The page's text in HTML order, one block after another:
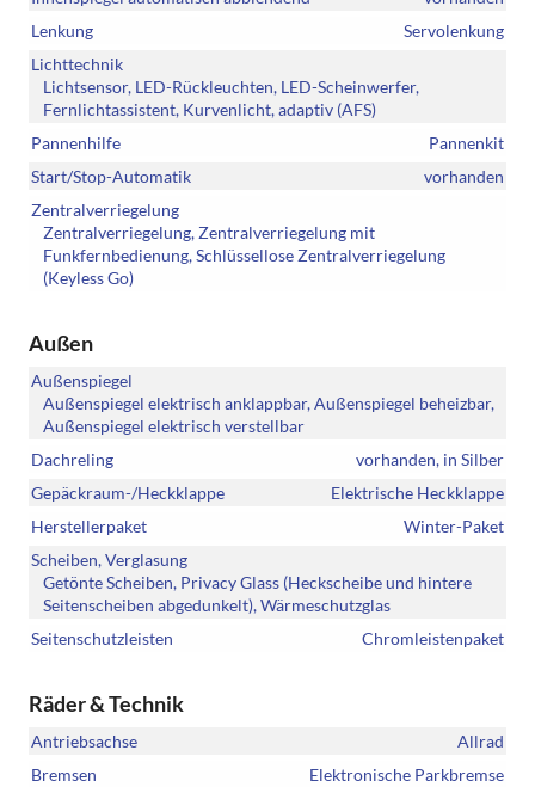
Lenkung
Servolenkung
Lichttechnik
Lichtsensor, LED-Rückleuchten, LED-Scheinwerfer,
Fernlichtassistent, Kurvenlicht, adaptiv (AFS)
Pannenhilfe
Pannenkit
Start/Stop-Automatik
vorhanden
Zentralverriegelung
Zentralverriegelung, Zentralverriegelung mit
Funkfernbedienung, Schlüssellose Zentralverriegelung
(Keyless Go)
Außen
Außenspiegel
Außenspiegel elektrisch anklappbar, Außenspiegel beheizbar,
Außenspiegel elektrisch verstellbar
Dachreling
vorhanden, in Silber
Gepäckraum-/Heckklappe
Elektrische Heckklappe
Herstellerpaket
Winter-Paket
Scheiben, Verglasung
Getönte Scheiben, Privacy Glass (Heckscheibe und hintere
Seitenscheiben abgedunkelt), Wärmeschutzglas
Seitenschutzleisten
Chromleistenpaket
Räder & Technik
Antriebsachse
Allrad
Bremsen
Elektronische Parkbremse